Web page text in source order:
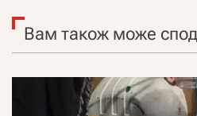
Вам також може